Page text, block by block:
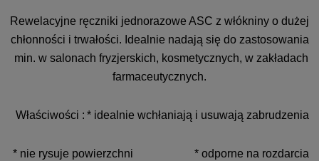
Rewelacyjne ręczniki jednorazowe ASC z włókniny o dużej
chłonności i trwałości. Idealnie nadają się do zastosowania
min. w salonach fryzjerskich, kosmetycznych, w zakładach
farmaceutycznych.
Właściwości : * idealnie wchłaniają i usuwają zabrudzenia
* nie rysuje powierzchni * odporne na rozdarcia